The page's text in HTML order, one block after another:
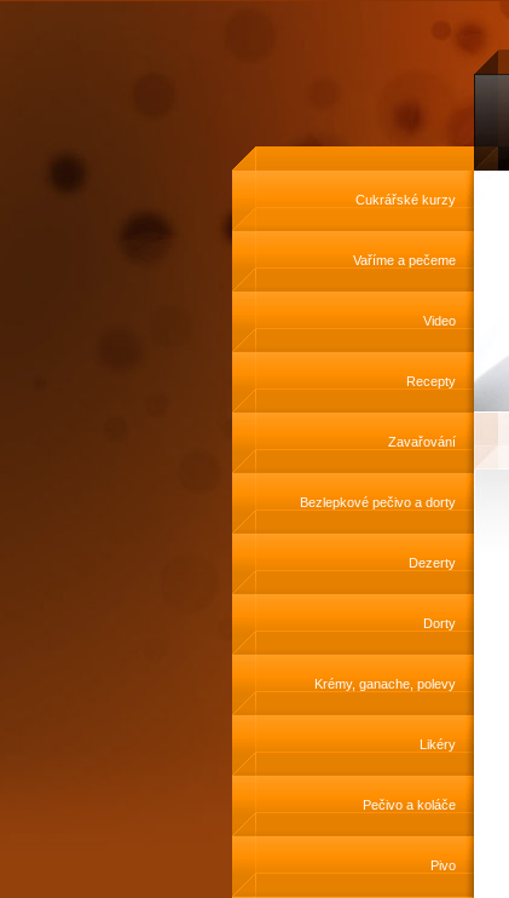
Cukrářské kurzy
Vaříme a pečeme
Video
Recepty
Zavařování
Bezlepkové pečivo a dorty
Dezerty
Dorty
Krémy, ganache, polevy
Likéry
Pečivo a koláče
Pivo